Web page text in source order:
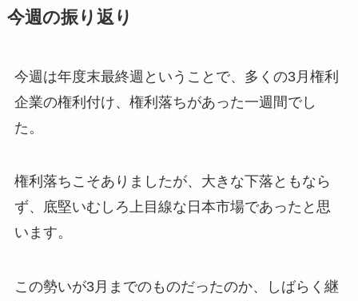
今週の振り返り
今週は年度末最終週ということで、多くの3月権利
企業の権利付け、権利落ちがあった一週間でし
た。
権利落ちこそありましたが、大きな下落ともなら
ず、底堅いむしろ上目線な日本市場であったと思
います。
この勢いが3月までのものだったのか、しばらく継